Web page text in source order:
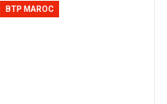
BTP MAROC